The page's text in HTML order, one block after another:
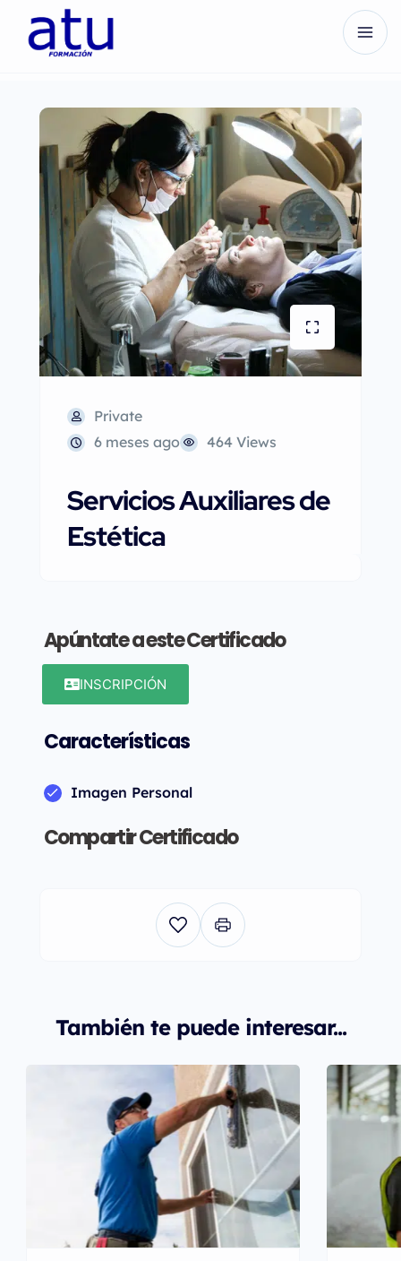
Private
6 meses ago
464 Views
Servicios Auxiliares de
Estética
Apúntate a este Certificado
INSCRIPCIÓN
Características
Imagen Personal
Compartir Certificado
También te puede interesar...